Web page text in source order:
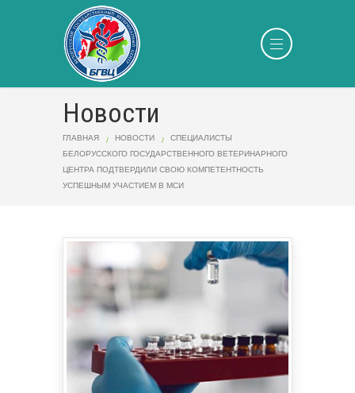
Новости
ГЛАВНАЯ НОВОСТИ
СПЕЦИАЛИСТЫ
БЕЛОРУССКОГО ГОСУДАРСТВЕННОГО ВЕТЕРИНАРНОГО
ЦЕНТРА ПОДТВЕРДИЛИ СВОЮ КОМПЕТЕНТНОСТЬ
УСПЕШНЫМ УЧАСТИЕМ В МСИ